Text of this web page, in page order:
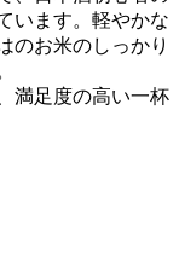
います。軽やかな
のお米のしっかり
満足度の高い一杯